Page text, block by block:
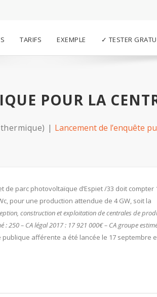
TARIFS EXEMPLE ✓ TESTER
POUR LA
Lancement de l’enquête
de parc photovoltaïque d’Espiet /33 doit compter
pour une production attendue de 4 GW, soit la
construction et exploitation de centrales de
250 – CA légal 2017 : 17 921 000€ – CA groupe
publique afférente a été lancée le 17 septembre